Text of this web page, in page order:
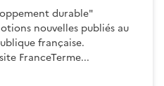
durable"
nouvelles publiés au
française.
FranceTerme...